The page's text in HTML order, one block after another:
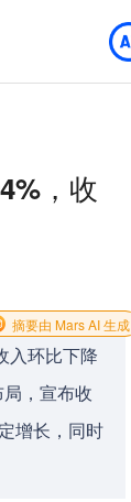
，收
入环比下降
，宣布收
增长，同时
摘要由 Mars AI 生成